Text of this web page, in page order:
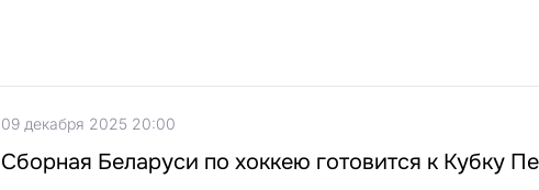
09 декабря 2025 20:00
Сборная Беларуси по хоккею готовится к Кубку